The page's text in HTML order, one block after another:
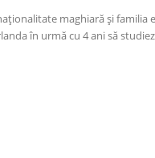
maghiară și familia
în urmă cu 4 ani să